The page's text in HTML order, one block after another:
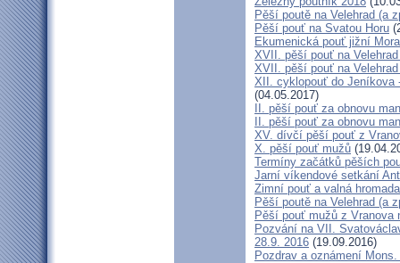
Pěší poutě na Velehrad (a
Pěší pouť na Svatou Horu
Ekumenická pouť jižní
XVII. pěší pouť na
XVII. pěší pouť na
XII. cyklopouť do Jeníkova
(04.05.2017)
II. pěší pouť za obnovu
II. pěší pouť za obnovu
XV. dívčí pěší pouť z
X. pěší pouť mužů
Termíny začátků pěších
Jarní víkendové setkání
Zimní pouť a valná
Pěší poutě na Velehrad (a
Pěší pouť mužů z Vranova
Pozvání na VII.
28.9. 2016 (19.09.2016)
Pozdrav a oznámení